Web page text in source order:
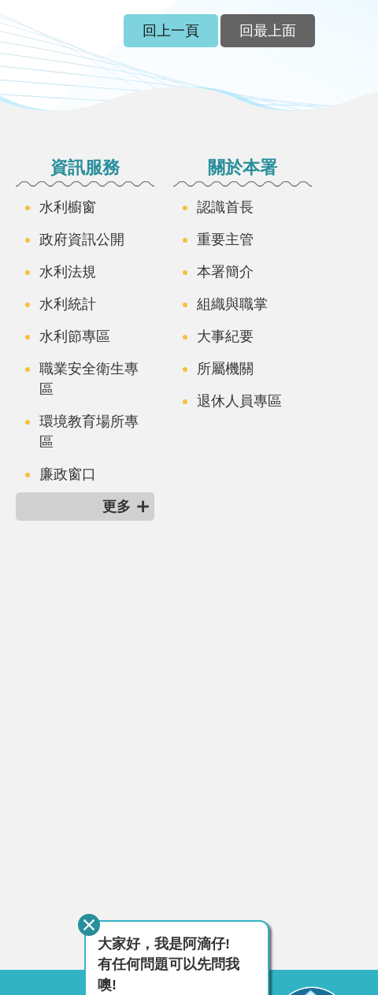
回上一頁 回最上面
資訊服務
水利櫥窗
政府資訊公開
水利法規
水利統計
水利節專區
職業安全衛生專
區
環境教育場所專
區
廉政窗口
更多
關於本署
認識首長
重要主管
本署簡介
組織與職掌
大事紀要
所屬機關
退休人員專區
大家好，我是阿滴仔!
有任何問題可以先問我
噢!